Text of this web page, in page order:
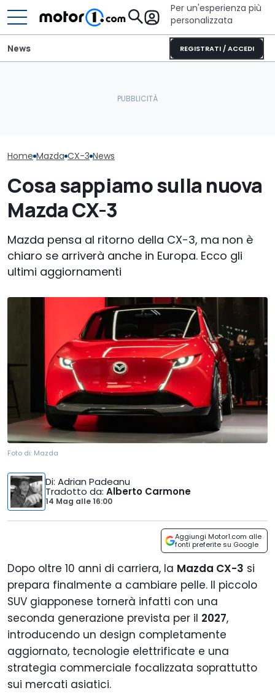
Per un'esperienza più
personalizzata
REGISTRATI / ACCEDI
News
Home Mazda CX-3 News
Cosa sappiamo sulla nuova
Mazda CX-3
Mazda pensa al ritorno della CX-3, ma non è
chiaro se arriverà anche in Europa. Ecco gli
ultimi aggiornamenti
Foto di: Mazda
Di: Adrian Padeanu
Tradotto da: Alberto Carmone
14 Mag alle16:00
Aggiungi Motor1.com alle
fonti preferite su Google
Dopo oltre 10 anni di carriera, la Mazda CX-3 si
prepara finalmente a cambiare pelle. Il piccolo
SUV giapponese tornerà infatti con una
seconda generazione prevista per il 2027,
introducendo un design completamente
aggiornato, tecnologie elettrificate e una
strategia commerciale focalizzata soprattutto
sui mercati asiatici.